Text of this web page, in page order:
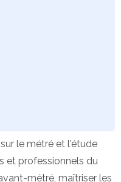
le métré et l'étude
et professionnels du
métré, maîtriser les